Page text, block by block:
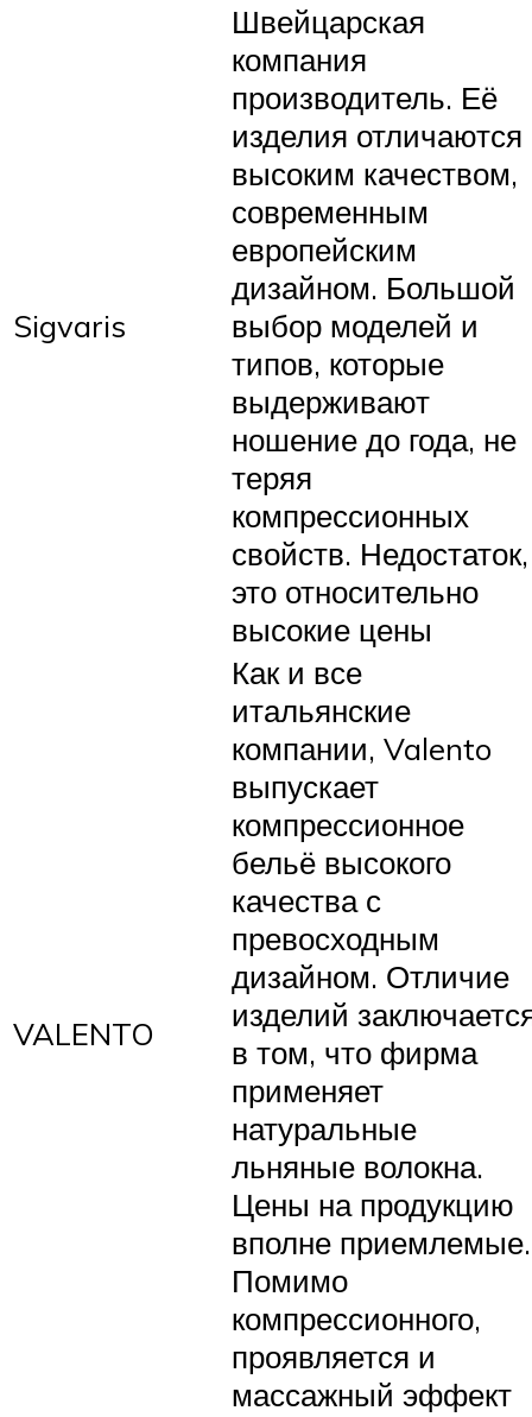
Sigvaris
Швейцарская
компания
производитель. Её
изделия отличаются
высоким качеством,
современным
европейским
дизайном. Большой
выбор моделей и
типов, которые
выдерживают
ношение до года, не
теряя
компрессионных
свойств. Недостаток,
это относительно
высокие цены
VALENTO
Как и все
итальянские
компании, Valento
выпускает
компрессионное
бельё высокого
качества с
превосходным
дизайном. Отличие
изделий
в том, что фирма
применяет
натуральные
льняные волокна.
Цены на продукцию
вполне приемлемые.
Помимо
компрессионного,
проявляется и
массажный эффект